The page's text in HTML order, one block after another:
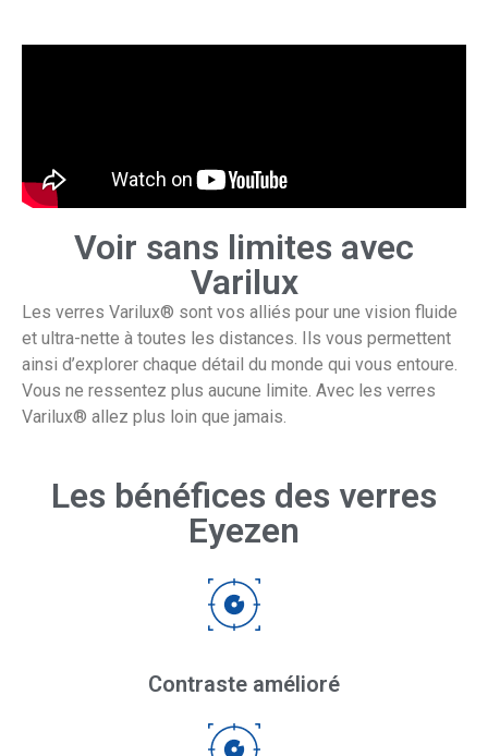
Voir sans limites avec
Varilux
Les verres Varilux® sont vos alliés pour une vision fluide
et ultra-nette à toutes les distances. Ils vous permettent
ainsi d’explorer chaque détail du monde qui vous entoure. ​
Vous ne ressentez plus aucune limite. Avec les verres
Varilux® allez plus loin que jamais.​
Les bénéfices des verres
Eyezen
Contraste amélioré